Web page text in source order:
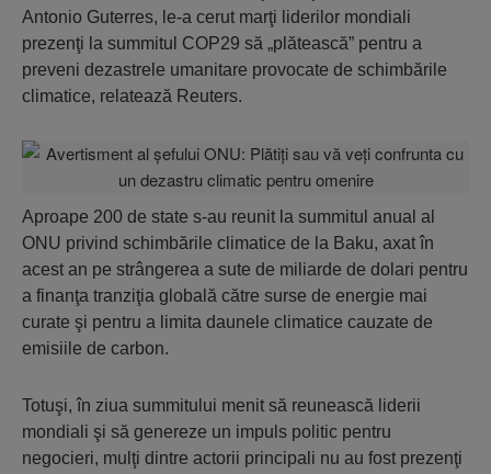
Antonio Guterres, le-a cerut marţi liderilor mondiali
prezenţi la summitul COP29 să „plătească” pentru a
preveni dezastrele umanitare provocate de schimbările
climatice, relatează Reuters.
Aproape 200 de state s-au reunit la summitul anual al
ONU privind schimbările climatice de la Baku, axat în
acest an pe strângerea a sute de miliarde de dolari pentru
a finanţa tranziţia globală către surse de energie mai
curate şi pentru a limita daunele climatice cauzate de
emisiile de carbon.
Totuşi, în ziua summitului menit să reunească liderii
mondiali şi să genereze un impuls politic pentru
negocieri, mulţi dintre actorii principali nu au fost prezenţi